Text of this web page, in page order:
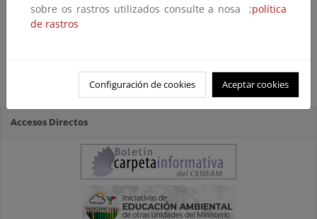
Online, 20 de marzo de 2025
CENEAM, 5 y 6 de junio de 2025
Accesos Directos
sobre os rastros utilizados consulte a nosa ;política
de rastros
Configuración de cookies Aceptar cookies